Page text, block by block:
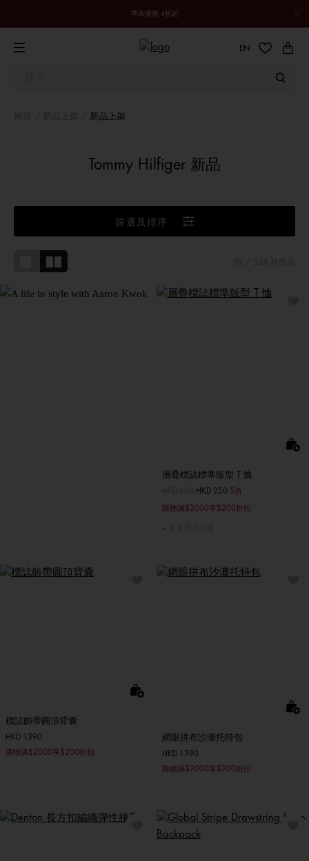
季末優惠 4折起
EN
新品上架
Tommy Hilfiger 新品
篩選及排序
層疊標誌標準版型 T 恤
價格扣減從至HKD 250 5折
購物滿$2000享$200折扣
標誌飾帶圓頂背囊
HKD 1390
購物滿$2000享$200折扣
網眼拼布沙灘托特包
HKD 1390
購物滿$2000享$200折扣